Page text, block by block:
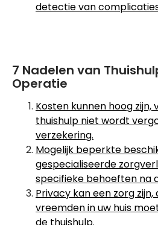
detectie van
7 Nadelen van
Operatie
Kosten kunnen hoog zijn,
thuishulp niet wordt
verzekering.
Mogelijk beperkte
gespecialiseerde
specifieke behoeften na
Privacy kan een zorg zijn,
vreemden in uw huis